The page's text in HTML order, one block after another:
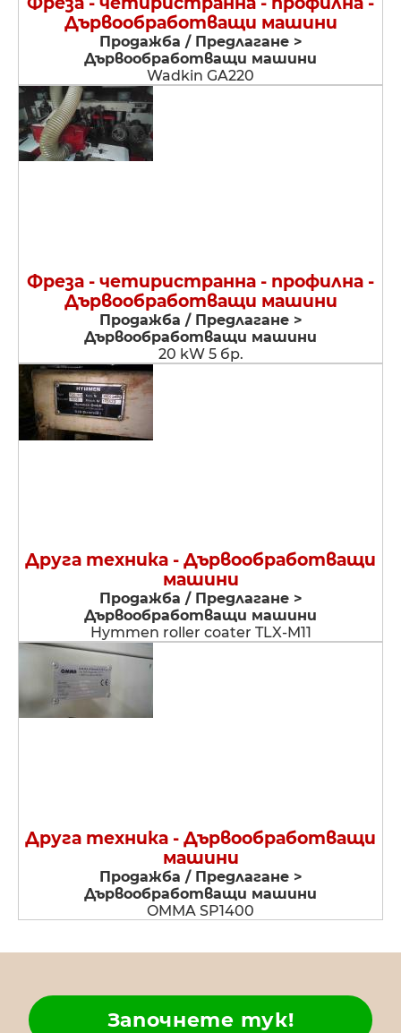
Дървообработващи машини
Продажба / Предлагане >
Дървообработващи машини
Wadkin GA220
Фреза - четиристранна - профилна -
Дървообработващи машини
Продажба / Предлагане >
Дървообработващи машини
20 kW 5 бр.
Друга техника - Дървообработващи
машини
Продажба / Предлагане >
Дървообработващи машини
Hymmen roller coater TLX-M11
Друга техника - Дървообработващи
машини
Продажба / Предлагане >
Дървообработващи машини
OMMA SP1400
Започнете тук!